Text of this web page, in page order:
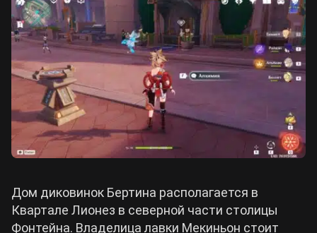
Дом диковинок Бертина располагается в
Квартале Лионез в северной части столицы
Фонтейна. Владелица лавки Мекиньон стоит